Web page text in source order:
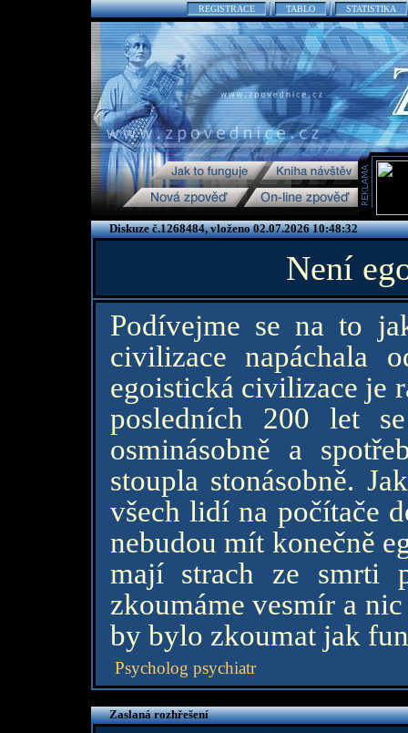
REGISTRACE TABLO STATISTIKA
Diskuze č.1268484, vloženo 02.07.2026 10:48:32
Není
Podívejme se na to
civilizace napáchala
egoistická civilizace je
posledních 200 let
osminásobně a
stoupla stonásobně.
všech lidí na počítače
nebudou mít konečně
mají strach ze smrti
zkoumáme vesmír a
by bylo zkoumat jak
Psycholog psychiatr
Zaslaná rozhřešení